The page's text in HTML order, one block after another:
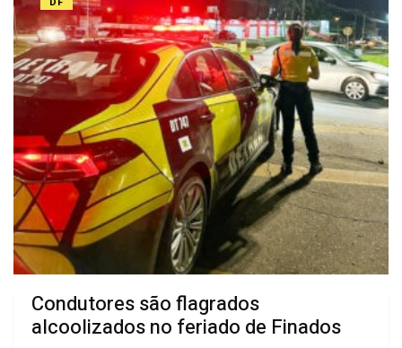
Condutores são flagrados
alcoolizados no feriado de Finados